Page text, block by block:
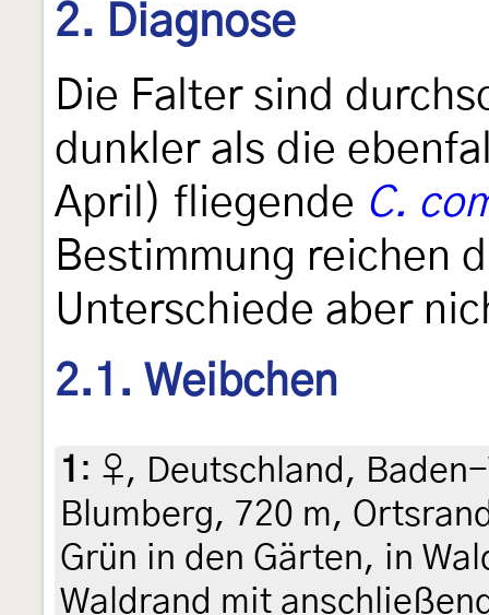
2. Diagnose
Die Falter sind
dunkler als die
April) fliegende C.
Bestimmung reichen
Unterschiede aber
2.1. Weibchen
1 : ♀, Deutschland,
Blumberg, 720 m,
Grün in den Gärten, in
Waldrand mit